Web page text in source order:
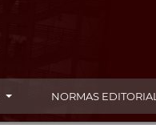
NORMAS